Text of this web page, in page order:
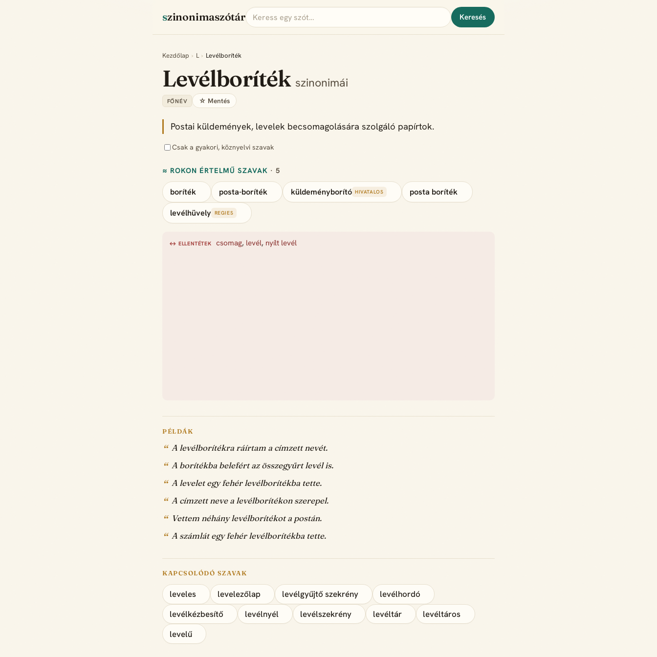
szinonimaszótár Keresés
Kezdőlap › L › Levélboríték
Levélboríték szinonimái
FŐNÉV ☆ Mentés
Postai küldemények, levelek becsomagolására szolgáló papírtok.
Csak a gyakori, köznyelvi szavak
≈ ROKON ÉRTELMŰ SZAVAK · 5
boríték posta-boríték küldeményborító HIVATALOS posta boríték
levélhüvely REGIES
↔ ELLENTÉTEK csomag, levél, nyílt levél
PÉLDÁK
A levélborítékra ráírtam a címzett nevét.
A borítékba belefért az összegyűrt levél is.
A levelet egy fehér levélborítékba tette.
A címzett neve a levélborítékon szerepel.
Vettem néhány levélborítékot a postán.
A számlát egy fehér levélborítékba tette.
KAPCSOLÓDÓ SZAVAK
leveles levelezőlap levélgyűjtő szekrény
levélhordó
levélkézbesítő
levélnyél levélszekrény levéltár
levéltáros
levelű